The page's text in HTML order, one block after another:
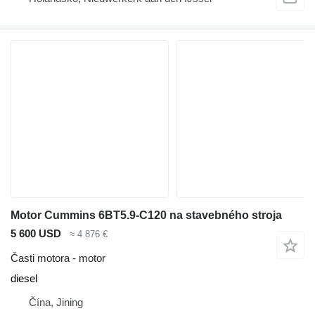
Motor Cummins 6BT5.9-C120 na stavebného stroja
5 600 USD
≈ 4 876 €
Časti motora - motor
diesel
Čína, Jining